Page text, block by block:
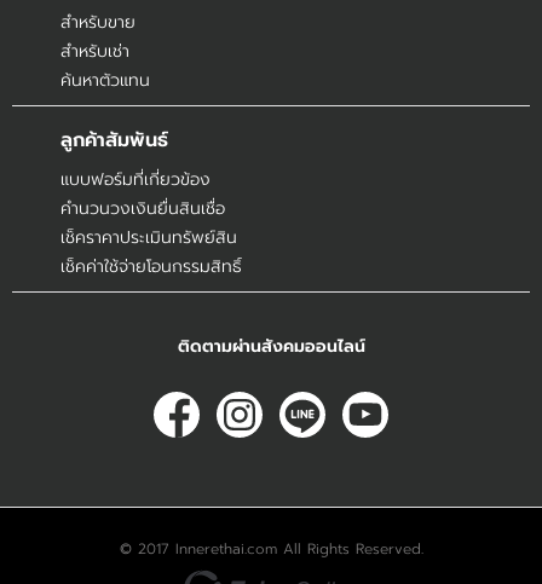
สำหรับขาย
สำหรับเช่า
ค้นหาตัวแทน
ลูกค้าสัมพันธ์
แบบฟอร์มที่เกี่ยวข้อง
คำนวนวงเงินยื่นสินเชื่อ
เช็คราคาประเมินทรัพย์สิน
เช็คค่าใช้จ่ายโอนกรรมสิทธิ์
ติดตามผ่านสังคมออนไลน์
© 2017 Innerethai.com All Rights Reserved.